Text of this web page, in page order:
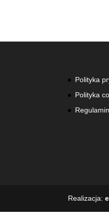
Polityka
Polityka
Regulamin
Realizacja: